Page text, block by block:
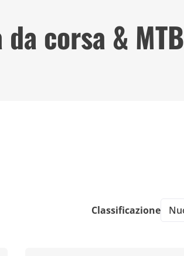
corsa & MTB
Classificazione